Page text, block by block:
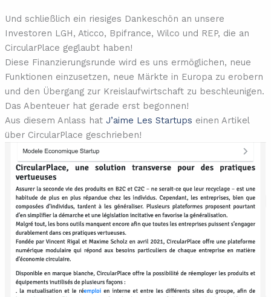
Und schließlich ein riesiges Dankeschön an unsere
Investoren LGH, Aticco, Bpifrance, Wilco und REP, die an
CircularPlace geglaubt haben!
Diese Finanzierungsrunde wird es uns ermöglichen, neue
Funktionen einzusetzen, neue Märkte in Europa zu erobern
und den Übergang zur Kreislaufwirtschaft zu beschleunigen.
Das Abenteuer hat gerade erst begonnen!
Aus diesem Anlass hat J’aime Les Startups einen Artikel
über CircularPlace geschrieben!